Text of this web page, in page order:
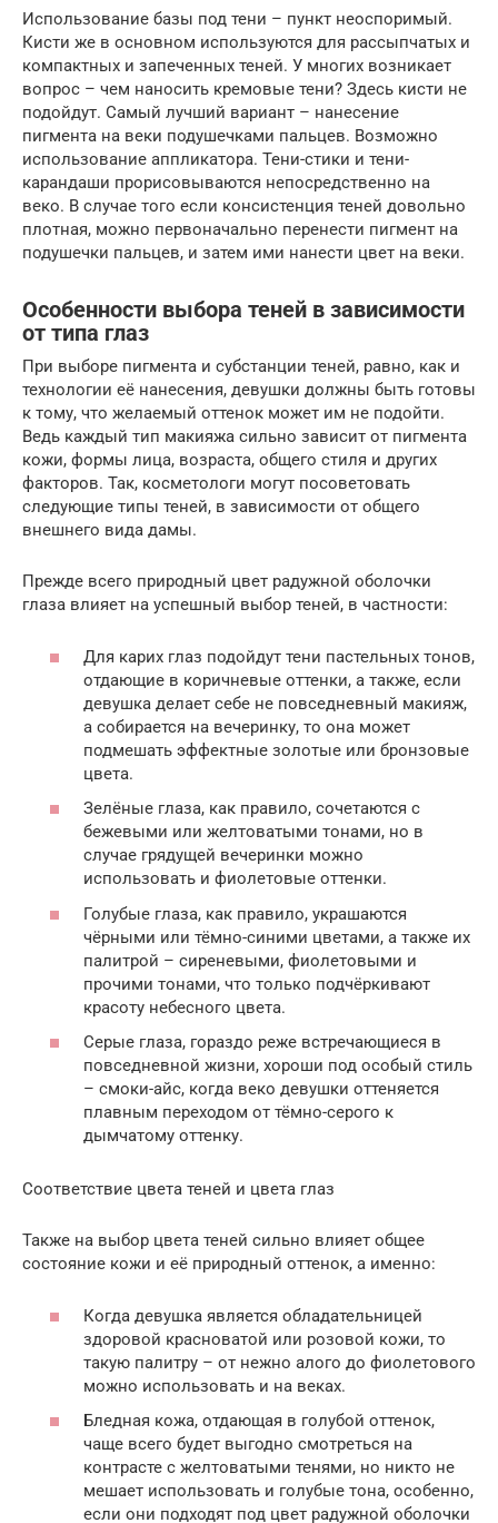
Использование базы под тени – пункт неоспоримый.
Кисти же в основном используются для рассыпчатых и
компактных и запеченных теней. У многих возникает
вопрос – чем наносить кремовые тени? Здесь кисти не
подойдут. Самый лучший вариант – нанесение
пигмента на веки подушечками пальцев. Возможно
использование аппликатора. Тени-стики и тени-
карандаши прорисовываются непосредственно на
веко. В случае того если консистенция теней довольно
плотная, можно первоначально перенести пигмент на
подушечки пальцев, и затем ими нанести цвет на веки.
Особенности выбора теней в зависимости
от типа глаз
При выборе пигмента и субстанции теней, равно, как и
технологии её нанесения, девушки должны быть готовы
к тому, что желаемый оттенок может им не подойти.
Ведь каждый тип макияжа сильно зависит от пигмента
кожи, формы лица, возраста, общего стиля и других
факторов. Так, косметологи могут посоветовать
следующие типы теней, в зависимости от общего
внешнего вида дамы.
Прежде всего природный цвет радужной оболочки
глаза влияет на успешный выбор теней, в частности:
Для карих глаз подойдут тени пастельных тонов,
отдающие в коричневые оттенки, а также, если
девушка делает себе не повседневный макияж,
а собирается на вечеринку, то она может
подмешать эффектные золотые или бронзовые
цвета.
Зелёные глаза, как правило, сочетаются с
бежевыми или желтоватыми тонами, но в
случае грядущей вечеринки можно
использовать и фиолетовые оттенки.
Голубые глаза, как правило, украшаются
чёрными или тёмно-синими цветами, а также их
палитрой – сиреневыми, фиолетовыми и
прочими тонами, что только подчёркивают
красоту небесного цвета.
Серые глаза, гораздо реже встречающиеся в
повседневной жизни, хороши под особый стиль
– смоки-айс, когда веко девушки оттеняется
плавным переходом от тёмно-серого к
дымчатому оттенку.
Соответствие цвета теней и цвета глаз
Также на выбор цвета теней сильно влияет общее
состояние кожи и её природный оттенок, а именно:
Когда девушка является обладательницей
здоровой красноватой или розовой кожи, то
такую палитру – от нежно алого до фиолетового
можно использовать и на веках.
Бледная кожа, отдающая в голубой оттенок,
чаще всего будет выгодно смотреться на
контрасте с желтоватыми тенями, но никто не
мешает использовать и голубые тона, особенно,
если они подходят под цвет радужной оболочки